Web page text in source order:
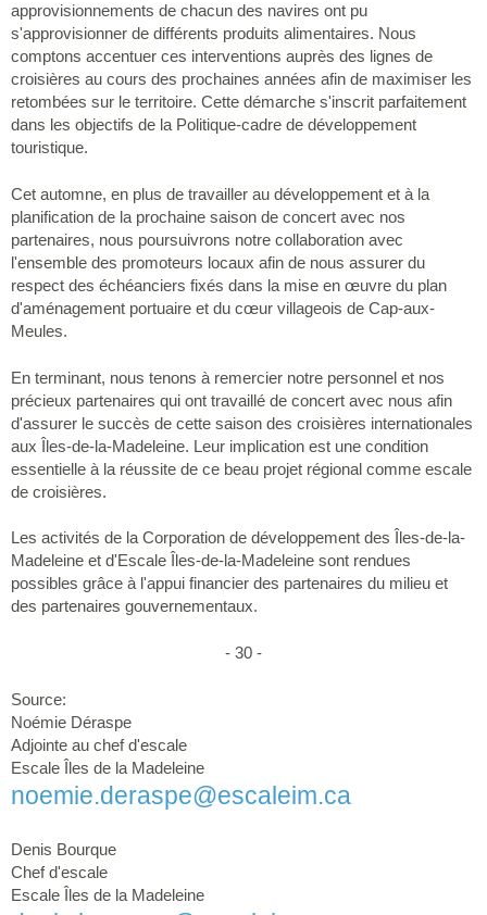
approvisionnements de chacun des navires ont pu
s'approvisionner de différents produits alimentaires. Nous
comptons accentuer ces interventions auprès des lignes de
croisières au cours des prochaines années afin de maximiser les
retombées sur le territoire. Cette démarche s'inscrit parfaitement
dans les objectifs de la Politique-cadre de développement
touristique.
Cet automne, en plus de travailler au développement et à la
planification de la prochaine saison de concert avec nos
partenaires, nous poursuivrons notre collaboration avec
l'ensemble des promoteurs locaux afin de nous assurer du
respect des échéanciers fixés dans la mise en œuvre du plan
d'aménagement portuaire et du cœur villageois de Cap-aux-
Meules.
En terminant, nous tenons à remercier notre personnel et nos
précieux partenaires qui ont travaillé de concert avec nous afin
d'assurer le succès de cette saison des croisières internationales
aux Îles-de-la-Madeleine. Leur implication est une condition
essentielle à la réussite de ce beau projet régional comme escale
de croisières.
Les activités de la Corporation de développement des Îles-de-la-
Madeleine et d'Escale Îles-de-la-Madeleine sont rendues
possibles grâce à l'appui financier des partenaires du milieu et
des partenaires gouvernementaux.
- 30 -
Source:
Noémie Déraspe
Adjointe au chef d'escale
Escale Îles de la Madeleine
noemie.deraspe@escaleim.ca
Denis Bourque
Chef d'escale
Escale Îles de la Madeleine